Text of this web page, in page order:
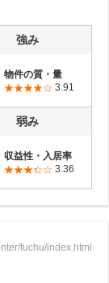
強み
物件の質・量
3.91
弱み
収益性・入居率
3.36
fuchu/index.html